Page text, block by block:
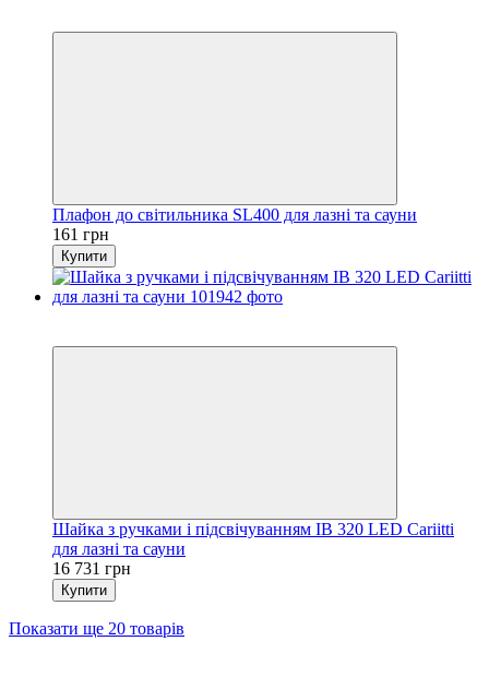
Плафон до світильника SL400 для лазні та сауни
161 грн
Купити
Шайка з ручками і підсвічуванням IB 320 LED Cariitti
для лазні та сауни
16 731 грн
Купити
Показати ще 20 товарів